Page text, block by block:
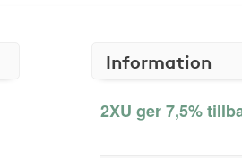
Information
2XU ger 7,5%